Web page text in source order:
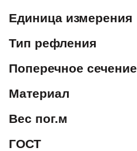
Единица измерения
Тип рефления
Поперечное сечение
Материал
Вес пог.м
ГОСТ